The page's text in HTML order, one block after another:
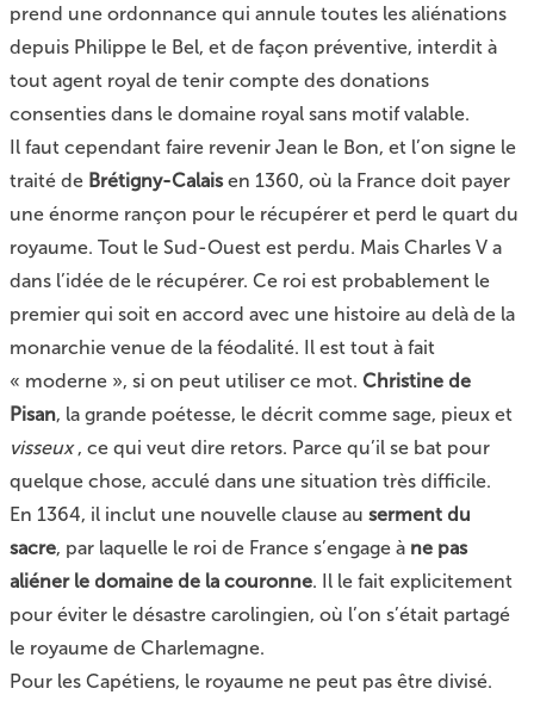
prend une ordonnance qui annule toutes les aliénations
depuis Philippe le Bel, et de façon préventive, interdit à
tout agent royal de tenir compte des donations
consenties dans le domaine royal sans motif valable.
Il faut cependant faire revenir Jean le Bon, et l’on signe le
traité de Brétigny-Calaisen 1360, où la France doit payer
une énorme rançon pour le récupérer et perd le quart du
royaume. Tout le Sud-Ouest est perdu. Mais Charles V a
dans l’idée de le récupérer. Ce roi est probablement le
premier qui soit en accord avec une histoire au delà de la
monarchie venue de la féodalité. Il est tout à fait
« moderne », si on peut utiliser ce mot. Christine de
Pisan, la grande poétesse, le décrit comme sage, pieux et
visseux, ce qui veut dire retors. Parce qu’il se bat pour
quelque chose, acculé dans une situation très difficile.
En 1364, il inclut une nouvelle clause au serment du
sacre, par laquelle le roi de France s’engage à ne pas
aliéner le domaine de la couronne. Il le fait explicitement
pour éviter le désastre carolingien, où l’on s’était partagé
le royaume de Charlemagne.
Pour les Capétiens, le royaume ne peut pas être divisé.